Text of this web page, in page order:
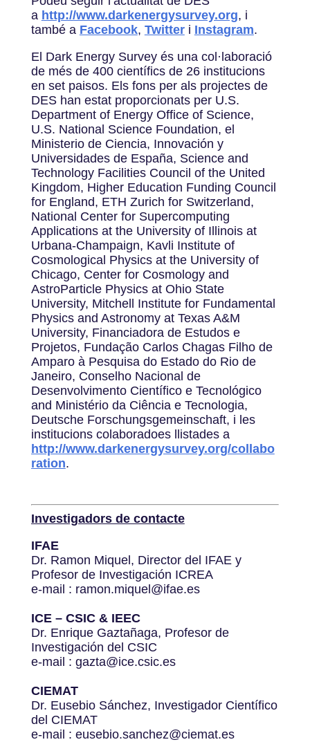
a http://www.darkenergysurvey.org, i
també a Facebook, Twitteri Instagram.
El Dark Energy Survey és una col·laboració
de més de 400 científics de 26 institucions
en set paisos. Els fons per als projectes de
DES han estat proporcionats per U.S.
Department of Energy Office of Science,
U.S. National Science Foundation, el
Ministerio de Ciencia, Innovación y
Universidades de España, Science and
Technology Facilities Council of the United
Kingdom, Higher Education Funding Council
for England, ETH Zurich for Switzerland,
National Center for Supercomputing
Applications at the University of Illinois at
Urbana-Champaign, Kavli Institute of
Cosmological Physics at the University of
Chicago, Center for Cosmology and
AstroParticle Physics at Ohio State
University, Mitchell Institute for Fundamental
Physics and Astronomy at Texas A&M
University, Financiadora de Estudos e
Projetos, Fundação Carlos Chagas Filho de
Amparo à Pesquisa do Estado do Rio de
Janeiro, Conselho Nacional de
Desenvolvimento Científico e Tecnológico
and Ministério da Ciência e Tecnologia,
Deutsche Forschungsgemeinschaft, i les
institucions colaboradoes llistades a
http://www.darkenergysurvey.org/collabo
ration.
Investigadors de contacte
IFAE
Dr. Ramon Miquel, Director del IFAE y
Profesor de Investigación ICREA
e-mail : ramon.miquel@ifae.es
ICE – CSIC & IEEC
Dr. Enrique Gaztañaga, Profesor de
Investigación del CSIC
e-mail : gazta@ice.csic.es
CIEMAT
Dr. Eusebio Sánchez, Investigador Científico
del CIEMAT
e-mail : eusebio.sanchez@ciemat.es